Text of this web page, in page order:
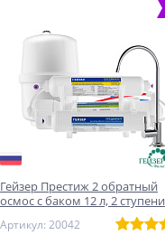
Гейзер Престиж 2 обратный
осмос с баком 12 л, 2 ступени
Артикул: 20042